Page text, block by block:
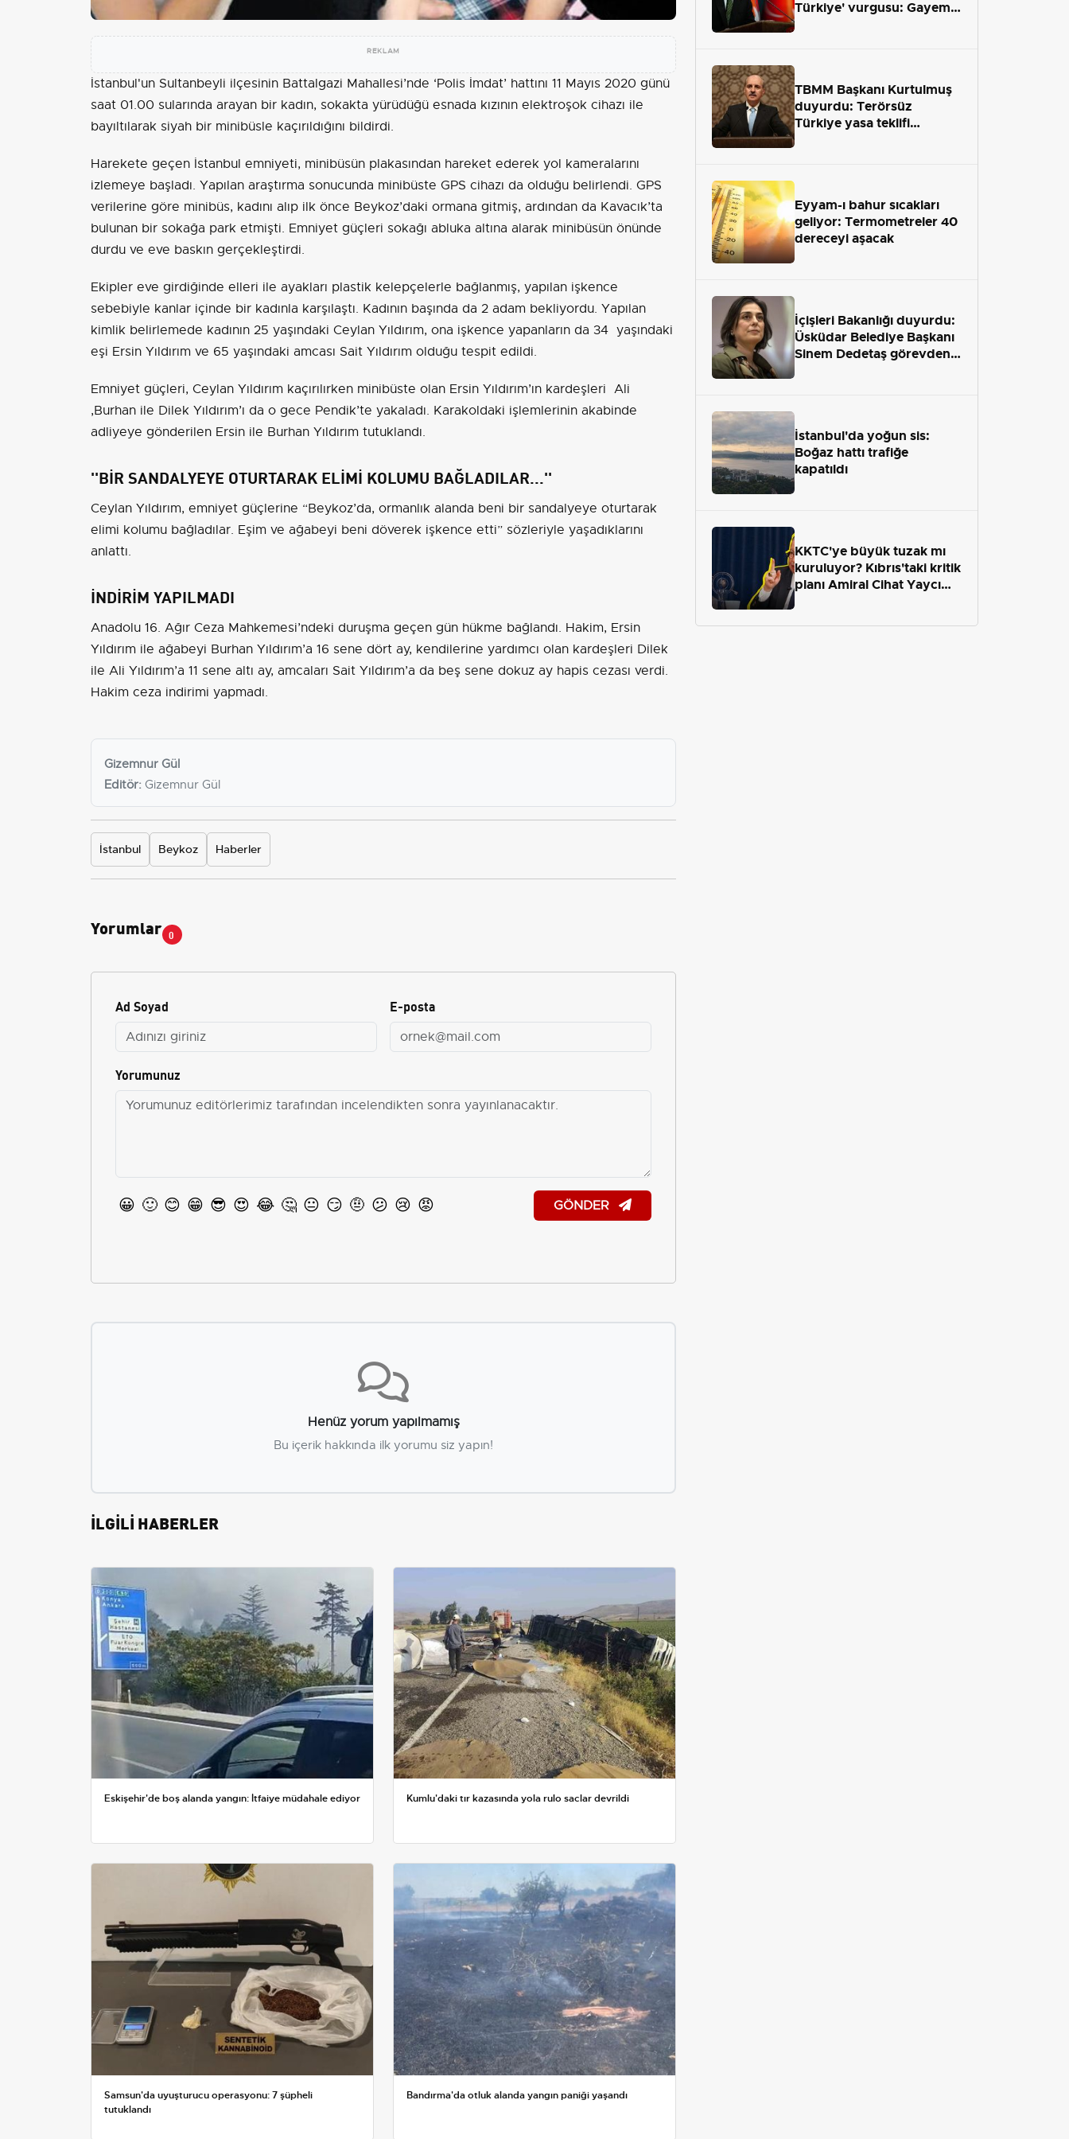
REKLAM
İstanbul'un Sultanbeyli ilçesinin Battalgazi Mahallesi’nde ‘Polis İmdat’ hattını 11 Mayıs 2020 günü
saat 01.00 sularında arayan bir kadın, sokakta yürüdüğü esnada kızının elektroşok cihazı ile
bayıltılarak siyah bir minibüsle kaçırıldığını bildirdi.
Harekete geçen İstanbul emniyeti, minibüsün plakasından hareket ederek yol kameralarını
izlemeye başladı. Yapılan araştırma sonucunda minibüste GPS cihazı da olduğu belirlendi. GPS
verilerine göre minibüs, kadını alıp ilk önce Beykoz’daki ormana gitmiş, ardından da Kavacık’ta
bulunan bir sokağa park etmişti. Emniyet güçleri sokağı abluka altına alarak minibüsün önünde
durdu ve eve baskın gerçekleştirdi.
Ekipler eve girdiğinde elleri ile ayakları plastik kelepçelerle bağlanmış, yapılan işkence
sebebiyle kanlar içinde bir kadınla karşılaştı. Kadının başında da 2 adam bekliyordu. Yapılan
kimlik belirlemede kadının 25 yaşındaki Ceylan Yıldırım, ona işkence yapanların da 34 yaşındaki
eşi Ersin Yıldırım ve 65 yaşındaki amcası Sait Yıldırım olduğu tespit edildi.
Emniyet güçleri, Ceylan Yıldırım kaçırılırken minibüste olan Ersin Yıldırım’ın kardeşleri Ali
,Burhan ile Dilek Yıldırım’ı da o gece Pendik’te yakaladı. Karakoldaki işlemlerinin akabinde
adliyeye gönderilen Ersin ile Burhan Yıldırım tutuklandı.
''BİR SANDALYEYE OTURTARAK ELİMİ KOLUMU BAĞLADILAR...''
Ceylan Yıldırım, emniyet güçlerine “Beykoz’da, ormanlık alanda beni bir sandalyeye oturtarak
elimi kolumu bağladılar. Eşim ve ağabeyi beni döverek işkence etti” sözleriyle yaşadıklarını
anlattı.
İNDİRİM YAPILMADI
Anadolu 16. Ağır Ceza Mahkemesi’ndeki duruşma geçen gün hükme bağlandı. Hakim, Ersin
Yıldırım ile ağabeyi Burhan Yıldırım’a 16 sene dört ay, kendilerine yardımcı olan kardeşleri Dilek
ile Ali Yıldırım’a 11 sene altı ay, amcaları Sait Yıldırım’a da beş sene dokuz ay hapis cezası verdi.
Hakim ceza indirimi yapmadı.
Gizemnur Gül
Editör: Gizemnur Gül
İstanbul Beykoz Haberler
Yorumlar 0
Ad Soyad E-posta
Yorumunuz
😀 🙂 😊 😁 😎 😍 😂 🤔 😐 😏 🤨 😕 😢 😡 GÖNDER
Henüz yorum yapılmamış
Bu içerik hakkında ilk yorumu siz yapın!
İLGİLİ HABERLER
Eskişehir'de boş alanda yangın: İtfaiye müdahale ediyor Kumlu'daki tır kazasında yola rulo saclar devrildi
Samsun'da uyuşturucu operasyonu: 7 şüpheli
tutuklandı
Bandırma'da otluk alanda yangın paniği yaşandı
Türkiye' vurgusu: Gayemiz
TBMM Başkanı Kurtulmuş
duyurdu: Terörsüz
Türkiye yasa teklifi
Eyyam-ı bahur sıcakları
geliyor: Termometreler 40
dereceyi aşacak
İçişleri Bakanlığı duyurdu:
Üsküdar Belediye Başkanı
Sinem Dedetaş görevden
İstanbul'da yoğun sis:
Boğaz hattı trafiğe
kapatıldı
KKTC'ye büyük tuzak mı
kuruluyor? Kıbrıs'taki kritik
planı Amiral Cihat Yaycı